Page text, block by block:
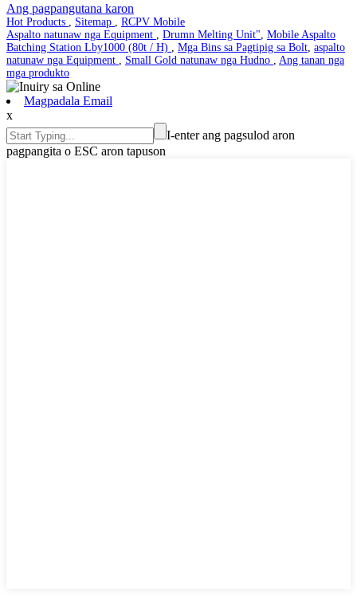
Ang pagpangutana karon
Hot Products Sitemap
RCPV Mobile
Aspalto natunaw nga Equipment
Drumn Melting Unit" Mobile Aspalto
Batching Station Lby1000 (80t / H)
Mga Bins sa Pagtipig sa Bolt aspalto
natunaw nga Equipment
Small Gold natunaw nga Hudno
Ang tanan nga
mga produkto
Magpadala Email
x
I-enter ang pagsulod aron
pagpangita o ESC aron tapuson